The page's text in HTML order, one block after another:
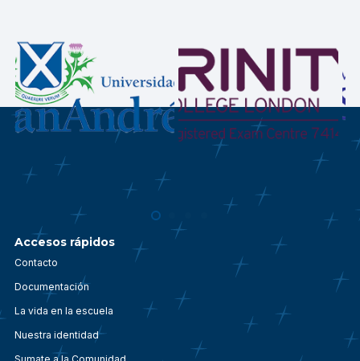
Accesos rápidos
Contacto
Documentación
La vida en la escuela
Nuestra identidad